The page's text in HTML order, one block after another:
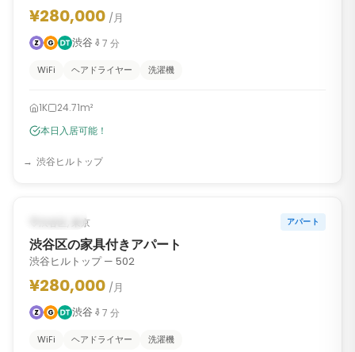
¥280,000 /月
渋谷
7 分
WiFi ヘアドライヤー 洗濯機
1K
24.71m²
本日入居可能！
渋谷ヒルトップ
入居可能
渋谷区, 東京 アパート
渋谷区の家具付きアパート
渋谷ヒルトップ — 502
¥280,000 /月
渋谷
7 分
WiFi ヘアドライヤー 洗濯機